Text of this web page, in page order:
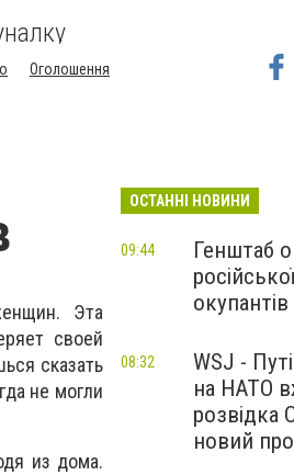
Оголошення
Эта
своей
сказать
не могли
из дома.
ОСТАННІ НОВИНИ
Генштаб
09:44
WSJ -
на НАТО
розвідка
новий
08:32